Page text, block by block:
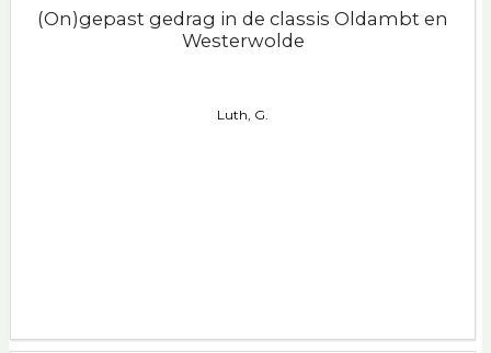
(On)gepast gedrag in de classis Oldambt en
Westerwolde
Luth, G.